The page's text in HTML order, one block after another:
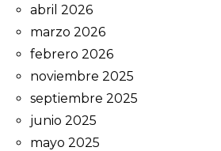
abril 2026
marzo 2026
febrero 2026
noviembre 2025
septiembre 2025
junio 2025
mayo 2025